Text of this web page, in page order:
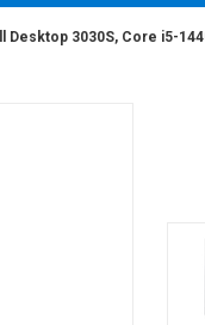
Desktop 3030S, Core i5-